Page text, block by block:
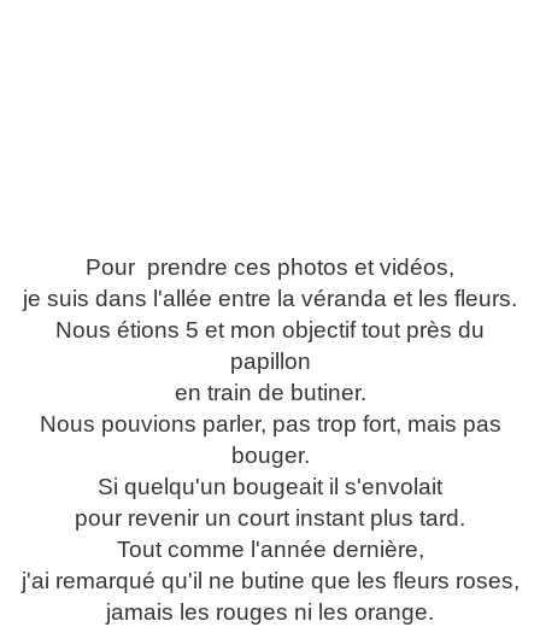
Pour prendre ces photos et vidéos,
je suis dans l'allée entre la véranda et les fleurs.
Nous étions 5 et mon objectif tout près du
papillon
en train de butiner.
Nous pouvions parler, pas trop fort, mais pas
bouger.
Si quelqu'un bougeait il s'envolait
pour revenir un court instant plus tard.
Tout comme l'année dernière,
j'ai remarqué qu'il ne butine que les fleurs roses,
jamais les rouges ni les orange.